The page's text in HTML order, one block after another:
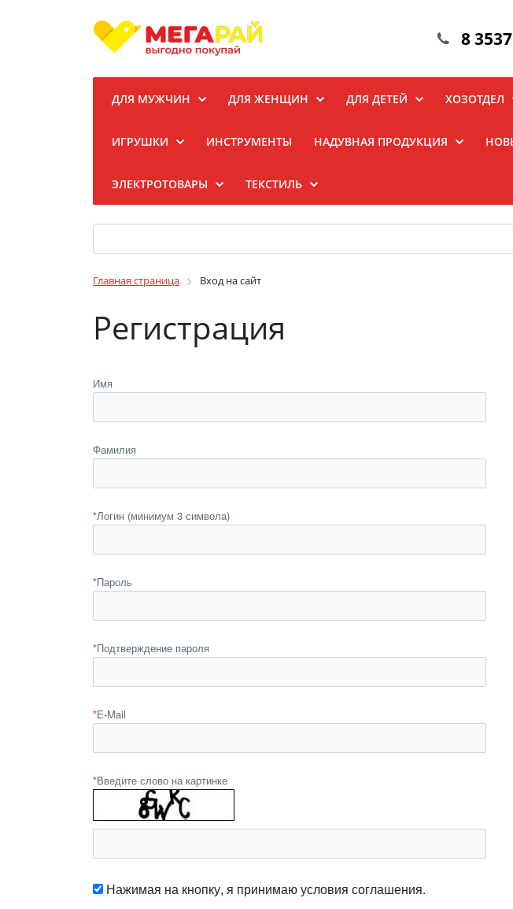
8
ДЛЯ МУЖЧИН ДЛЯ ЖЕНЩИН ДЛЯ ДЕТЕЙ ХОЗОТДЕЛ
ИГРУШКИ ИНСТРУМЕНТЫ НАДУВНАЯ ПРОДУКЦИЯ
ЭЛЕКТРОТОВАРЫ ТЕКСТИЛЬ
Главная страница Вход на сайт
Регистрация
Имя
Фамилия
*Логин (минимум 3 символа)
*Пароль
*Подтверждение пароля
*E-Mail
*Введите слово на картинке
Нажимая на кнопку, я принимаю условия соглашения.